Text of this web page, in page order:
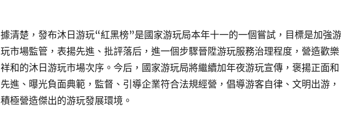
據清楚，發布沐日游玩“紅黑榜”是國家游玩局本年十一的一個嘗試，目標是加強游
玩市場監管，表揚先進、批評落后，進一個步驟晉陞游玩服務治理程度，營造歡樂
祥和的沐日游玩市場次序。今后，國家游玩局將繼續加年夜游玩宣傳，褒揚正面和
先進、曝光負面典範，監督、引導企業符合法規經營，倡導游客自律、文明出游，
積極營造傑出的游玩發展環境。